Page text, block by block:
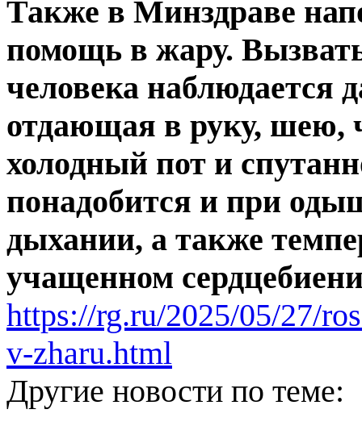
Также в Минздраве
помощь в жару.
человека наблюдается
отдающая в руку, шею,
холодный пот и
понадобится и при
дыхании, а также
учащенном
https://rg.ru/2025/05/27/
v-zharu.html
Другие новости по теме: